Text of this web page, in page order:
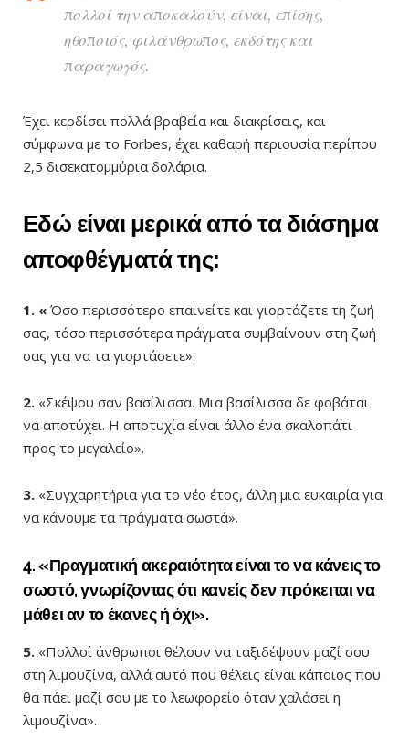
πολλοί την αποκαλούν, είναι, επίσης,
ηθοποιός, φιλάνθρωπος, εκδότης και
παραγωγός.
Έχει κερδίσει πολλά βραβεία και διακρίσεις, και
σύμφωνα με το Forbes, έχει καθαρή περιουσία περίπου
2,5 δισεκατομμύρια δολάρια.
Εδώ είναι μερικά από τα διάσημα
αποφθέγματά της:
1. « Όσο περισσότερο επαινείτε και γιορτάζετε τη ζωή
σας, τόσο περισσότερα πράγματα συμβαίνουν στη ζωή
σας για να τα γιορτάσετε».
2. «Σκέψου σαν βασίλισσα. Μια βασίλισσα δε φοβάται
να αποτύχει. Η αποτυχία είναι άλλο ένα σκαλοπάτι
προς το μεγαλείο».
3. «Συγχαρητήρια για το νέο έτος, άλλη μια ευκαιρία για
να κάνουμε τα πράγματα σωστά».
4.«Πραγματική ακεραιότητα είναι το να κάνεις το
σωστό, γνωρίζοντας ότι κανείς δεν πρόκειται να
μάθει αν το έκανες ή όχι».
5. «Πολλοί άνθρωποι θέλουν να ταξιδέψουν μαζί σου
στη λιμουζίνα, αλλά αυτό που θέλεις είναι κάποιος που
θα πάει μαζί σου με το λεωφορείο όταν χαλάσει η
λιμουζίνα».